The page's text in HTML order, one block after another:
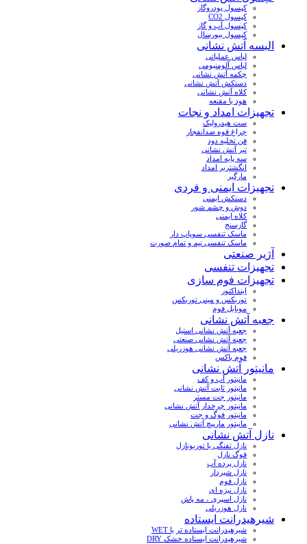
کپسول پودروگاز
کپسول CO2
کپسول آب و گاز
کپسول بیورسال
البسه آتش نشانی
لباس عملیاتی
لباس آلومنیومی
چکمه آتش نشانی
دستکش آتش نشانی
کلاه آتش نشانی
هود یا مقنعه
تجهیزات امداد و نجات
ست هیدرولیک
چراغ قوه ضدانفجار
فن تخلیه دود
تبر آتش نشانی
سه پایه امداد
انگشتربر امداد
مارگیر
تجهیزات ایمنی و فردی
دستکش ایمنی
دوش و چشم شور
کلاه ایمنی
گازسنج
ماسک تنفسی سوپاپ دار
ماسک تنفسی نیم و تمام صورت
آژیر صنعتی
تجهیزات تنفسی
تجهیزات فوم سازی
اینداکتور
توربکس و مینی توربکس
موبایل فوم
جعبه آتش نشانی
جعبه آتش نشانی استیل
جعبه آتش نشانی صنعتی
جعبه آتش نشانی هوزریلی
فوم باکس
مانیتور آتش نشانی
مانیتور آب و کف
مانیتور ثابت آتش نشانی
مانیتور جت مستر
مانیتور چرخدار آتش نشانی
مانیتور فوگ و جت
مانیتور مارپیچ آتش نشانی
نازل آتش نشانی
نازل تفنگی یا توربونازل
فوگ نازل
نازل پرده آب
نازل شیردار
نازل فوم
نازل نیزه ای
نازل اسپری ، مه پاش
نازل هوزریلی
شیرهیدرانت ایستاده
شیرهیدرانت ایستاده تر یا WET
شیرهیدرانت ایستاده خشک DRY